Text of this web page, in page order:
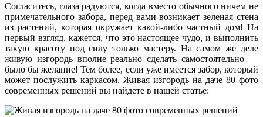
Согласитесь, глаза радуются, когда вместо обычного ничем не
примечательного забора, перед вами возникает зеленая стена
из растений, которая окружает какой-либо частный дом! На
первый взгляд, кажется, что это настоящее чудо, и выполнить
такую красоту под силу только мастеру. На самом же деле
живую изгородь вполне реально сделать самостоятельно —
было бы желание! Тем более, если уже имеется забор, который
может послужить каркасом. Живая изгородь на даче 80 фото
современных решений вы найдете в нашей статье: